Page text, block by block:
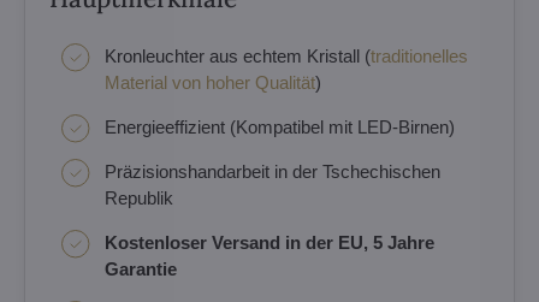
Kronleuchter aus echtem Kristall (traditionelles
Material von hoher Qualität)
Energieeffizient (Kompatibel mit LED-Birnen)
Präzisionshandarbeit in der Tschechischen
Republik
Kostenloser Versand in der EU, 5 Jahre
Garantie